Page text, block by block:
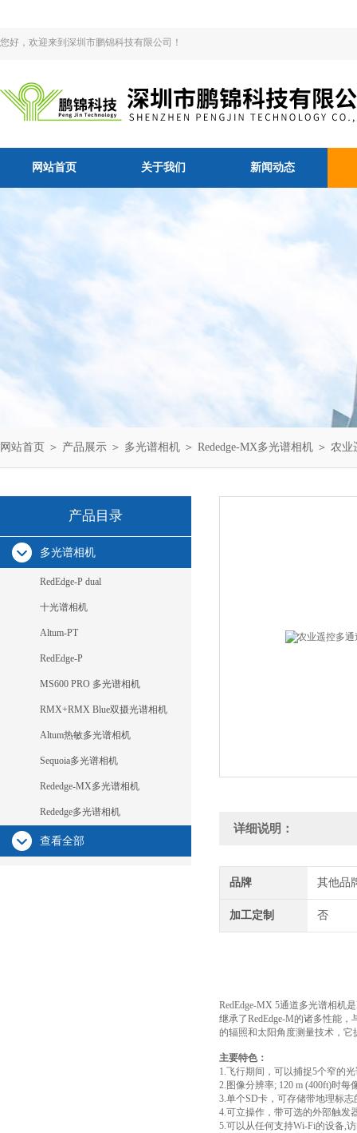
您好，欢迎来到深圳市鹏锦科技有限公司！
网站首页 关于我们 新闻动态
网站首页 ＞ 产品展示 ＞ 多光谱相机 ＞ Rededge-MX多光谱相机 ＞ 农业
产品目录
多光谱相机
RedEdge-P dual
十光谱相机
Altum-PT
RedEdge-P
MS600 PRO 多光谱相机
RMX+RMX Blue双摄光谱相机
Altum热敏多光谱相机
Sequoia多光谱相机
Rededge-MX多光谱相机
Rededge多光谱相机
查看全部
详细说明：
品牌 其他品
加工定制 否
RedEdge-MX 5通道多光谱相机
继承了RedEdge-M的诸多性能
的辐照和太阳角度测量技术，
主要特色：
1.飞行期间，可以捕捉5个窄的
2.图像分辨率; 120 m (400ft)时每
3.单个SD卡，可存储带地理标志
4.可立操作，带可选的外部触发
5.可以从任何支持Wi-Fi的设备,